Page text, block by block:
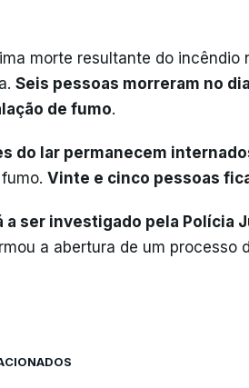
morte resultante do incêndio
Seis pessoas morreram no
de fumo.
do lar permanecem
Vinte e cinco pessoas
a ser investigado pela Polícia
a abertura de um processo